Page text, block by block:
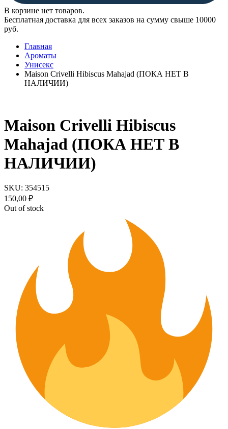
В корзине нет товаров.
Бесплатная доставка для всех заказов на сумму свыше 10000
руб.
Главная
Ароматы
Унисекс
Maison Crivelli Hibiscus Mahajad (ПОКА НЕТ В
НАЛИЧИИ)
Maison Crivelli Hibiscus
Mahajad (ПОКА НЕТ В
НАЛИЧИИ)
SKU: 354515
150,00 ₽
Out of stock